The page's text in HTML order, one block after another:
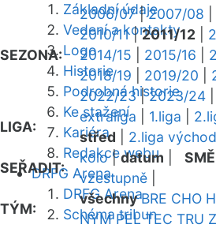
Základní údaje
Vedení a kontakty
Logo
Historie
Podrobná historie
Ke stažení
Kariéra
Redakce webu
DRFG Arena
DRFG Arena
Schéma tribun
SEZONA:
2006/07|2007/08
2010/11|2011/12
2014/15
2015/16
2018/19
2019/20
2022/23|2023/24
LIGA:
extraliga 1.liga
střed
2.liga východ
SEŘADIT:
kolo|datum
vzestupně
TÝM:
všechny BRE CHO
NYM PEL TEC TRU